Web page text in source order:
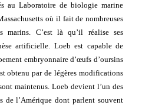
au Laboratoire de biologie marine
où il fait de nombreuses
marins. C’est là qu’il réalise ses
artificielle. Loeb est capable de
embryonnaire d’œufs d’oursins
obtenu par de légères modifications
maintenus. Loeb devient l’un des
de l’Amérique dont parlent souvent